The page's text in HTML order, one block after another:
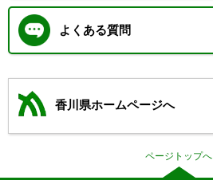
よくある質問
香川県ホームページへ
ページトップへ